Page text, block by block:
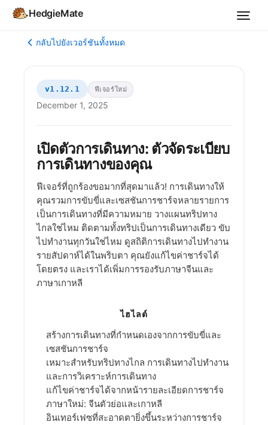
HedgieMate
กลับไปยังเวอร์ชันทั้งหมด
v1.12.1 ฟีเจอร์ใหม่
December 1, 2025
เปิดตัวการเดินทาง: ตัวจัดระเบียบ
การเดินทางของคุณ
ฟีเจอร์ที่ถูกร้องขอมากที่สุดมาแล้ว! การเดินทางให้
คุณรวมการขับขี่และเซสชันการชาร์จหลายรายการ
เป็นการเดินทางที่มีความหมาย วางแผนทริปทาง
ไกลใช่ไหม ติดตามทั้งทริปเป็นการเดินทางเดียว ขับ
ไปทำงานทุกวันใช่ไหม ดูสถิติการเดินทางไปทำงาน
รายสัปดาห์ได้ในพริบตา คุณยังแก้ไขค่าชาร์จได้
โดยตรง และเราได้เพิ่มการรองรับภาษาจีนและ
ภาษาเกาหลี
ไฮไลต์
สร้างการเดินทางที่กำหนดเองจากการขับขี่และ
เซสชันการชาร์จ
เหมาะสำหรับทริปทางไกล การเดินทางไปทำงาน
และการวิเคราะห์การเดินทาง
แก้ไขค่าชาร์จได้จากหน้ารายละเอียดการชาร์จ
ภาษาใหม่: จีนตัวย่อและเกาหลี
อินเทอร์เฟซที่สะอาดตายิ่งขึ้นระหว่างการชาร์จ